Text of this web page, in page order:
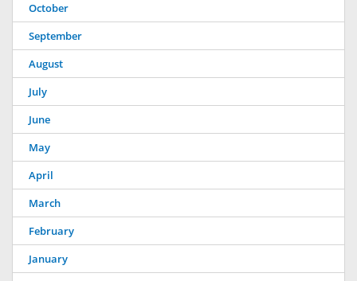
October
September
August
July
June
May
April
March
February
January